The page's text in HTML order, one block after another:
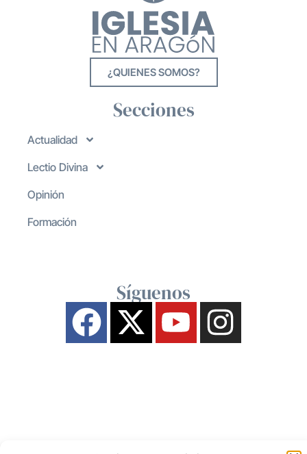
¿QUIENES SOMOS?
Secciones
Actualidad
Lectio Divina
Opinión
Formación
Síguenos